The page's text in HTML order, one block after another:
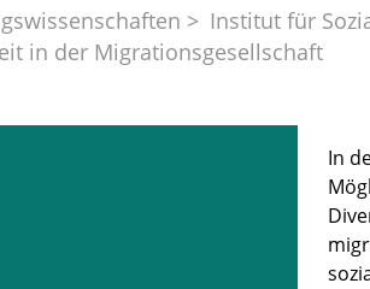
Institut für
in der Migrationsgesellschaft
In